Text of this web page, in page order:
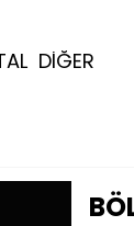
DİĞER